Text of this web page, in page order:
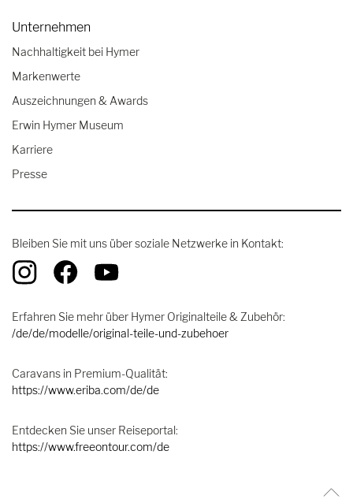
Unternehmen
Nachhaltigkeit bei Hymer
Markenwerte
Auszeichnungen & Awards
Erwin Hymer Museum
Karriere
Presse
Bleiben Sie mit uns über soziale Netzwerke in Kontakt:
Erfahren Sie mehr über Hymer Originalteile & Zubehör:
/de/de/modelle/original-teile-und-zubehoer
Caravans in Premium-Qualität:
https://www.eriba.com/de/de
Entdecken Sie unser Reiseportal:
https://www.freeontour.com/de